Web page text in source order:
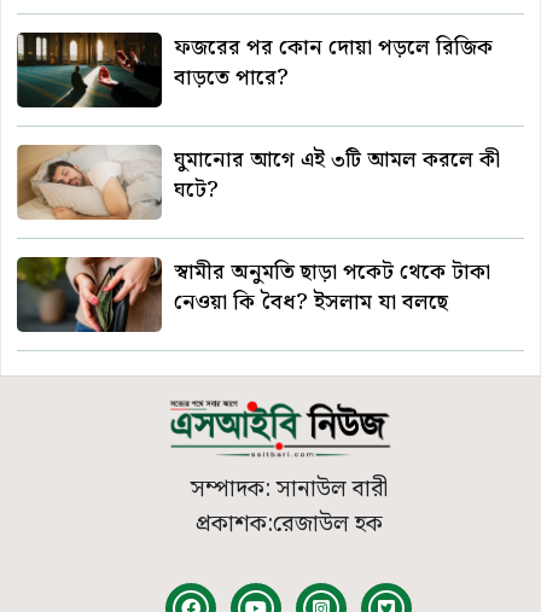
ফজরের পর কোন দোয়া পড়লে রিজিক
বাড়তে পারে?
ঘুমানোর আগে এই ৩টি আমল করলে কী
ঘটে?
স্বামীর অনুমতি ছাড়া পকেট থেকে টাকা
নেওয়া কি বৈধ? ইসলাম যা বলছে
সম্পাদক: সানাউল বারী
প্রকাশক:রেজাউল হক